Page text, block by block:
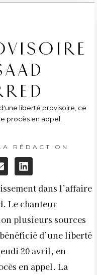
liberté provisoire, ce
procès en appel.
RÉDACTION
dans l’affaire
Le chanteur
plusieurs sources
d’une liberté
20 avril, en
en appel. La